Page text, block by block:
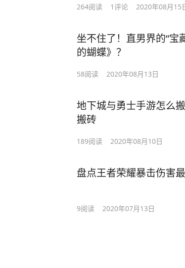
264阅读 1评论 2020年08月15
坐不住了！直男界的“宝
的蝴蝶》？
58阅读 2020年08月13日
地下城与勇士手游怎么
搬砖
189阅读 2020年08月10日
盘点王者荣耀暴击伤害
9阅读 2020年07月13日